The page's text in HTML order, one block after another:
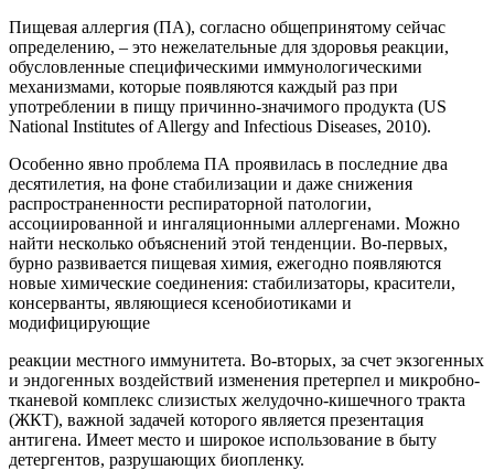
Пищевая аллергия (ПА), согласно общепринятому сейчас
определению, – это нежелательные для здоровья реакции,
обусловленные специфическими иммунологическими
механизмами, которые появляются каждый раз при
употреблении в пищу причинно-значимого продукта (US
National Institutes of Allergy and Infectious Diseases, 2010).
Особенно явно проблема ПА проявилась в последние два
десятилетия, на фоне стабилизации и даже снижения
распространенности респираторной патологии,
ассоциированной и ингаляционными аллергенами. Можно
найти несколько объяснений этой тенденции. Во-первых,
бурно развивается пищевая химия, ежегодно появляются
новые химические соединения: стабилизаторы, красители,
консерванты, являющиеся ксенобиотиками и
модифицирующие
реакции местного иммунитета. Во-вторых, за счет экзогенных
и эндогенных воздействий изменения претерпел и микробно-
тканевой комплекс слизистых желудочно-кишечного тракта
(ЖКТ), важной задачей которого является презентация
антигена. Имеет место и широкое использование в быту
детергентов, разрушающих биопленку.